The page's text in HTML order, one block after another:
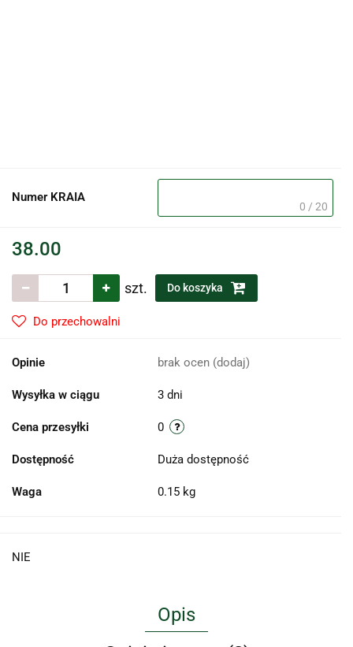
Numer KRAIA
0 / 20
38.00
szt. Do koszyka
Do przechowalni
Opinie brak ocen (dodaj)
Wysyłka w ciągu 3 dni
Cena przesyłki 0
Dostępność Duża dostępność
Waga 0.15 kg
NIE
Opis